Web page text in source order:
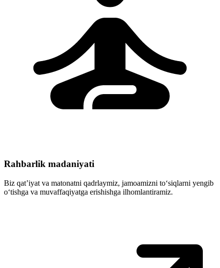
Rahbarlik madaniyati
Biz qat’iyat va matonatni qadrlaymiz, jamoamizni to‘siqlarni yengib
o‘tishga va muvaffaqiyatga erishishga ilhomlantiramiz.